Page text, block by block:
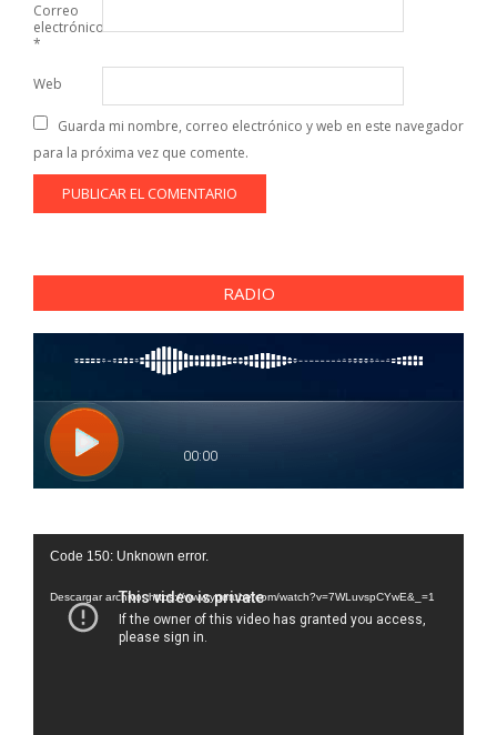
Correo
electrónico
*
Web
Guarda mi nombre, correo electrónico y web en este navegador
para la próxima vez que comente.
RADIO
Reproductor
vídeo
Code 150: Unknown error.
Descargar archivo: https://www.youtube.com/watch?v=7WLuvspCYwE&_=1